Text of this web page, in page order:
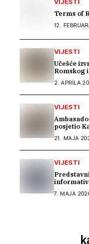
VIJESTI
Terms of
12.
VIJESTI
Učešće
Romskog
OCD
2. APRILA
VIJESTI
posjetio
21. MAJA
VIJESTI
7. MAJA